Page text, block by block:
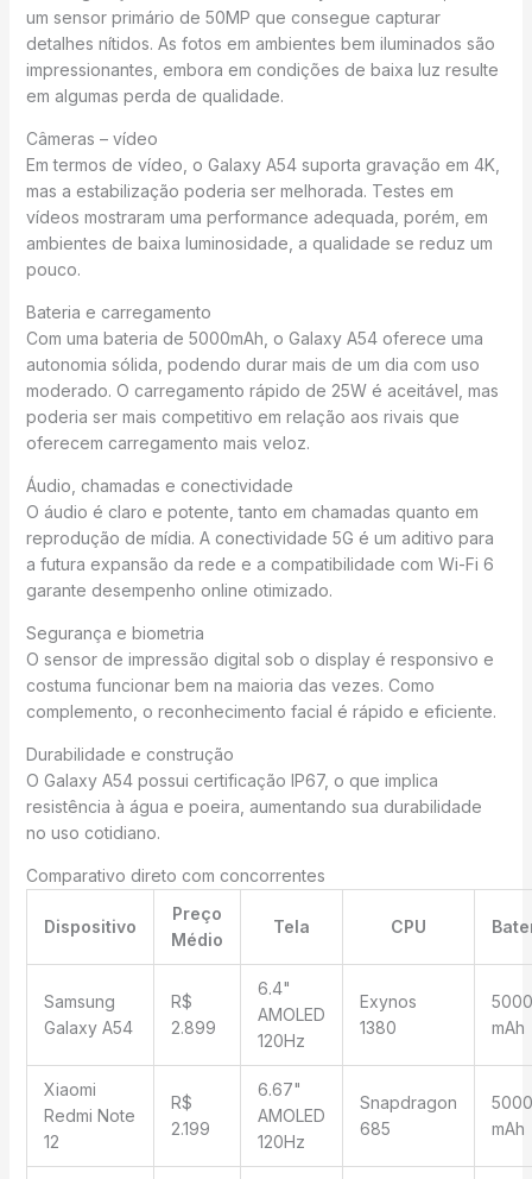
um sensor primário de 50MP que consegue capturar
detalhes nítidos. As fotos em ambientes bem iluminados são
impressionantes, embora em condições de baixa luz resulte
em algumas perda de qualidade.
Câmeras – vídeo
Em termos de vídeo, o Galaxy A54 suporta gravação em 4K,
mas a estabilização poderia ser melhorada. Testes em
vídeos mostraram uma performance adequada, porém, em
ambientes de baixa luminosidade, a qualidade se reduz um
pouco.
Bateria e carregamento
Com uma bateria de 5000mAh, o Galaxy A54 oferece uma
autonomia sólida, podendo durar mais de um dia com uso
moderado. O carregamento rápido de 25W é aceitável, mas
poderia ser mais competitivo em relação aos rivais que
oferecem carregamento mais veloz.
Áudio, chamadas e conectividade
O áudio é claro e potente, tanto em chamadas quanto em
reprodução de mídia. A conectividade 5G é um aditivo para
a futura expansão da rede e a compatibilidade com Wi-Fi 6
garante desempenho online otimizado.
Segurança e biometria
O sensor de impressão digital sob o display é responsivo e
costuma funcionar bem na maioria das vezes. Como
complemento, o reconhecimento facial é rápido e eficiente.
Durabilidade e construção
O Galaxy A54 possui certificação IP67, o que implica
resistência à água e poeira, aumentando sua durabilidade
no uso cotidiano.
Comparativo direto com concorrentes
Dispositivo
Preço
Médio
Tela CPU
Samsung
Galaxy A54
R$
2.899
6.4"
AMOLED
120Hz
Exynos
1380
5000
mAh
Xiaomi
Redmi Note
12
R$
2.199
6.67"
AMOLED
120Hz
Snapdragon
685
5000
mAh